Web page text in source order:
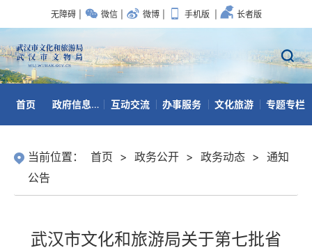
无障碍 微信 微博 手机版 长者版
首页 政府信息公开 互动交流 办事服务 文化旅游 专题专栏
当前位置： 首页 > 政务公开 > 政务动态 > 通知
公告
武汉市文化和旅游局关于第七批省